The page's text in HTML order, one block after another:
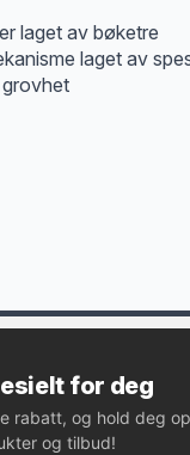
laget av bøketre
laget av
grovhet
for deg
rabatt, og hold deg
og tilbud!